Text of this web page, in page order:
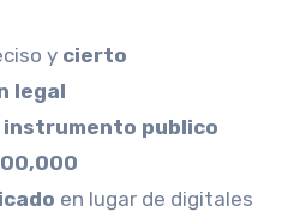
y cierto
legal
instrumento publico
en lugar de digitales